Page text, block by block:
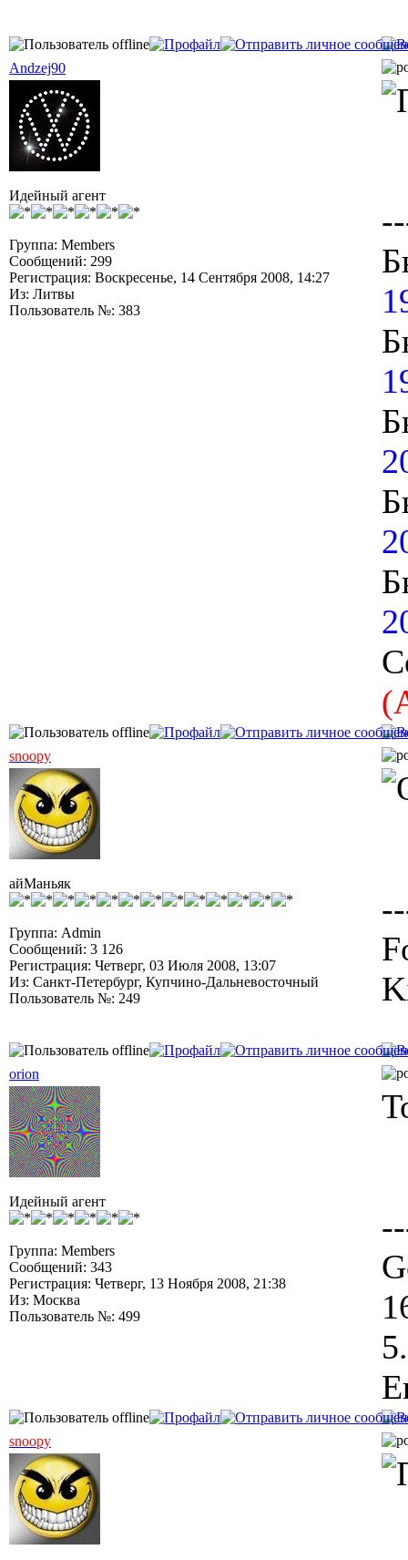
Andzej90
Идейный агент
Группа: Members
Сообщений: 299
Регистрация: Воскресенье, 14 Сентября 2008, 14:27
Из: Литвы
Пользователь №: 383
snoopy
айМаньяк
Группа: Admin
Сообщений: 3 126
Регистрация: Четверг, 03 Июля 2008, 13:07
Из: Санкт-Петербург, Купчино-Дальневосточный
Пользователь №: 249
orion
Идейный агент
Группа: Members
Сообщений: 343
Регистрация: Четверг, 13 Ноября 2008, 21:38
Из: Москва
Пользователь №: 499
snoopy